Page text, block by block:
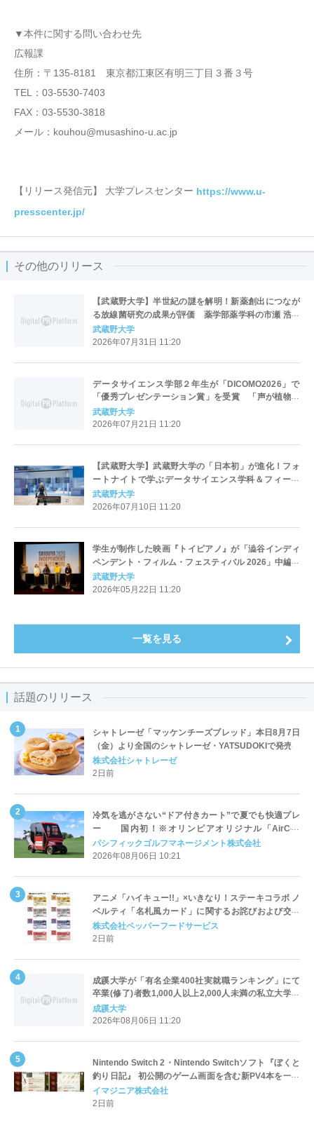
▼本件に関する問い合わせ先
広報課
住所：〒135-8181 東京都江東区有明三丁目３番３号
TEL：03-5530-7403
FAX：03-5530-3818
メール：kouhou@musashino-u.ac.jp
【リリース発信元】 大学プレスセンター https://www.u-
presscenter.jp/
その他のリリース
【武蔵野大学】半世紀の謎を解明！新薬創出につなが
る放線菌研究の成果が評価 薬学部薬学科の市瀬 浩志
教授が日本放線菌学会最高位の「大村賞」を受賞
武蔵野大学
2026年07月31日 11:20
データサイエンス学部２年生が「DICOMO2026」で
「優秀プレゼンテーション賞」を受賞 「声が植物に
なる―マルチモーダル感情推定に基づくメディアアー
ト生成システム」を提案
武蔵野大学
2026年07月21日 11:20
【武蔵野大学】武蔵野大学の「日本初」が進化！フォ
ートナイトで学ぶデータサイエンス学科＆フィール
ド・スタディーズ模擬授業コンテンツを７/10に公開～
AI 思考で挑む最適ルート探索や、深川の街を巡ってミ
武蔵野大学
2026年07月10日 11:20
学生が制作した映画『トイピアノ』が「澁谷インディ
ペンデント・フィルム・フェスティバル 2026」中編映
画部門で優秀賞を受賞
武蔵野大学
2026年05月22日 11:20
一覧を見る
話題のリリース
シャトレーゼ「マッケンチーズブレッド」本日8月7日
（金）より全国のシャトレーゼ・YATSUDOKIで発売
株式会社シャトレーゼ
2日前
冷気を逃がさない“ドア付きカート”で夏でも快適プレ
ー 国内初！※オリンピアオリジナル「AirCon
Cart（エアコンカート）」導入 | ＰＧＭ
パシフィックゴルフマネージメント株式会社
2026年08月06日 10:21
アニメ「ハイキュー!!」×いきなり！ステーキコラボ ノ
ベルティ「名札風カード」に関するお詫びおよび交換
対応についてのご案内
株式会社ペッパーフードサービス
2日前
成蹊大学が「有名企業400社実就職ランキング」にて
卒業(修了)者数1,000人以上2,000人未満の私立大学で
全国第1位を獲得！～実就職率は26.5%（前年比＋
4.3pt）に伸長、東京の私立大学でも10位にランクイン
成蹊大学
2026年08月06日 11:20
Nintendo Switch 2・Nintendo Switchソフト『ぼくと
釣り日記』 初公開のゲーム画面を含む新PV4本を一挙
公開！
イマジニア株式会社
2日前